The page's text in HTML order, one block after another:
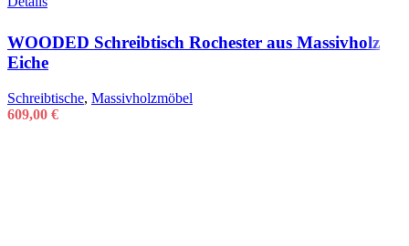
WOODED Schreibtisch Rochester aus Massivholz
Eiche
Schreibtische, Massivholzmöbel
609,00 €